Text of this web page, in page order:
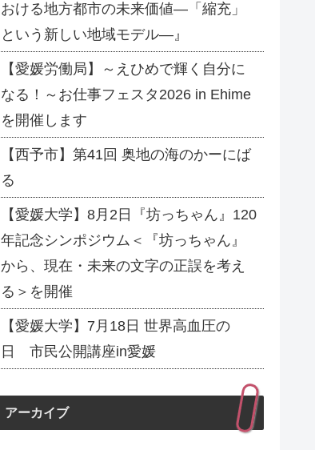
おける地方都市の未来価値―「縮充」
という新しい地域モデル―』
【愛媛労働局】～えひめで輝く自分に
なる！～お仕事フェスタ2026 in Ehime
を開催します
【西予市】第41回 奥地の海のかーにば
る
【愛媛大学】8月2日『坊っちゃん』120
年記念シンポジウム＜『坊っちゃん』
から、現在・未来の文字の正誤を考え
る＞を開催
【愛媛大学】7月18日 世界高血圧の
日 市民公開講座in愛媛
アーカイブ